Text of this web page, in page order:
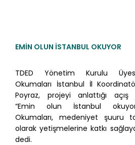
EMİN OLUN İSTANBUL OKUYOR
TDED Yönetim Kurulu
Okumaları İstanbul İl
Poyraz, projeyi anlattığı açış
“Emin olun İstanbul
Okumaları, medeniyet şuuru
olarak yetişmelerine katkı
dedi.